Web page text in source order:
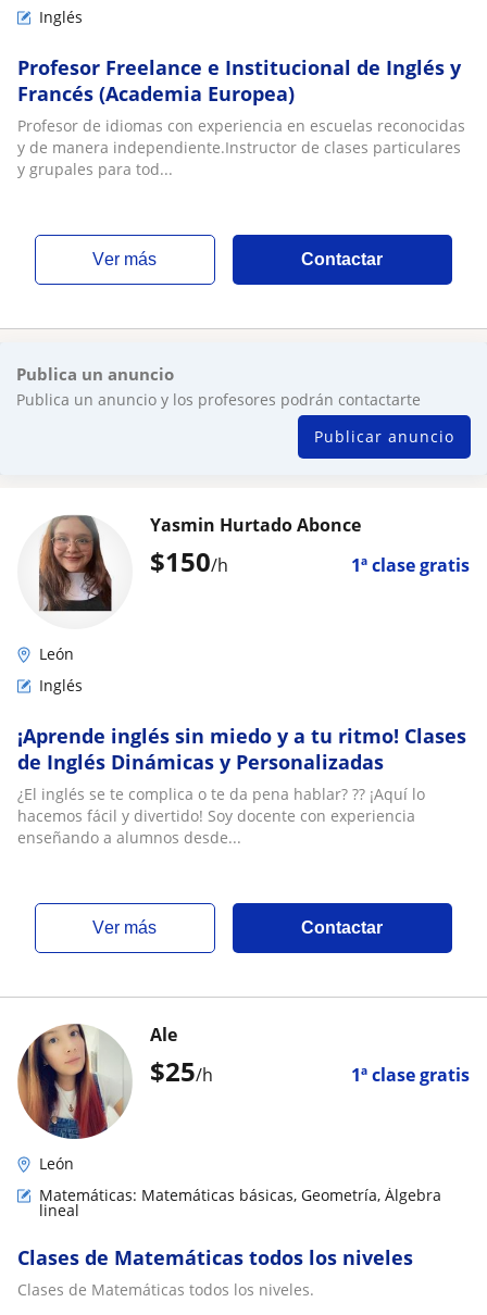
Inglés
Profesor Freelance e Institucional de Inglés y
Francés (Academia Europea)
Profesor de idiomas con experiencia en escuelas reconocidas
y de manera independiente.Instructor de clases particulares
y grupales para tod...
ver más Contactar
Publica un anuncio
Publica un anuncio y los profesores podrán contactarte
Publicar anuncio
$150/h 1ª clase gratis
Yasmin Hurtado Abonce
León
Inglés
¡Aprende inglés sin miedo y a tu ritmo! Clases
de Inglés Dinámicas y Personalizadas
¿El inglés se te complica o te da pena hablar? ?? ¡Aquí lo
hacemos fácil y divertido! Soy docente con experiencia
enseñando a alumnos desde...
ver más Contactar
$25/h 1ª clase gratis
Ale
León
Matemáticas: Matemáticas básicas, Geometría, Álgebra
lineal
Clases de Matemáticas todos los niveles
Clases de Matemáticas todos los niveles.